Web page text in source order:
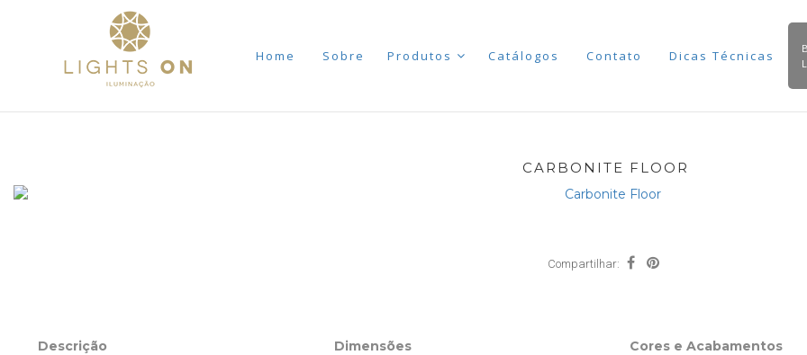
Home Sobre Produtos Catálogos Contato Dicas Técnicas
CARBONITE FLOOR
Compartilhar:
Descrição Dimensões Cores e Acabamentos